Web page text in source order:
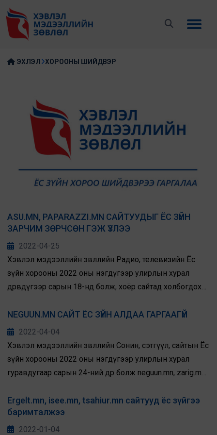
ЭХЛЭЛ ХОРООНЫ ШИЙДВЭР
ASU.MN, PAPARAZZI.MN САЙТУУДЫГ ЁС ЗҮЙН
ЗАРЧИМ ЗӨРЧСӨН ГЭЖ ҮЗЛЭЭ
2022-04-25
Хэвлэл мэдээллийн зөвлөлийн Радио, телевизийн Ёс
зүйн хорооны 2022 оны нэгдүгээр улирлын хурал
дөрөвдүгээр сарын 18-нд болж, хоёр сайтад холбогдох
NEGUUN.MN САЙТ ЁС ЗҮЙН АЛДАА ГАРГААГҮЙ
2022-04-04
Хэвлэл мэдээллийн зөвлөлийн Сонин, сэтгүүл, сайтын Ёс
зүйн хорооны 2022 оны нэгдүгээр улирлын хурал
гуравдугаар сарын 24-ний өдөр болж neguun.mn, zarig.mn
хэлэлцлээ.
Ergelt.mn, isee.mn, tsahiur.mn сайтууд ёс зүйгээ
баримталжээ
2022-01-04